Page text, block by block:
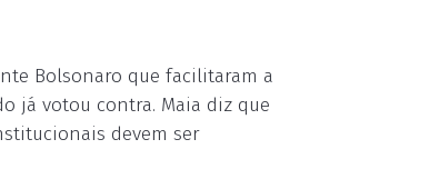
Bolsonaro que facilitaram a
já votou contra. Maia diz que
devem ser